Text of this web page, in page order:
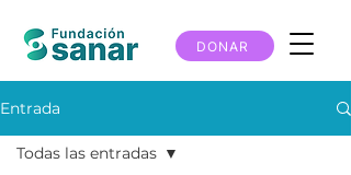
DONAR
Entrada
Todas las entradas